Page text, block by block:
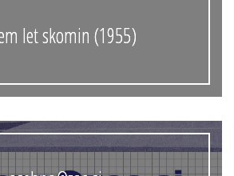
let skomin (1955)